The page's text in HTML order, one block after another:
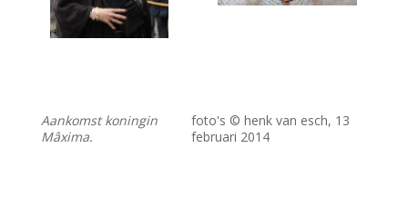
Aankomst koningin
Mâxima.
foto's © henk van esch, 13
februari 2014